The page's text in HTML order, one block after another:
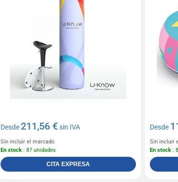
Desde211,56 €sin IVA
Sin incluir el marcado
En stock: 87 unidades
CITA EXPRESA
Desde
Sin incluir
En stock :